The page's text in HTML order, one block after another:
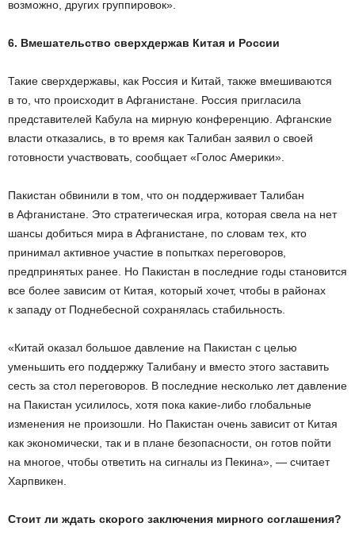
возможно, других группировок».
6. Вмешательство сверхдержав Китая и России
Такие сверхдержавы, как Россия и Китай, также вмешиваются
в то, что происходит в Афганистане. Россия пригласила
представителей Кабула на мирную конференцию. Афганские
власти отказались, в то время как Талибан заявил о своей
готовности участвовать, сообщает «Голос Америки».
Пакистан обвинили в том, что он поддерживает Талибан
в Афганистане. Это стратегическая игра, которая свела на нет
шансы добиться мира в Афганистане, по словам тех, кто
принимал активное участие в попытках переговоров,
предпринятых ранее. Но Пакистан в последние годы становится
все более зависим от Китая, который хочет, чтобы в районах
к западу от Поднебесной сохранялась стабильность.
«Китай оказал большое давление на Пакистан с целью
уменьшить его поддержку Талибану и вместо этого заставить
сесть за стол переговоров. В последние несколько лет давление
на Пакистан усилилось, хотя пока какие-либо глобальные
изменения не произошли. Но Пакистан очень зависит от Китая
как экономически, так и в плане безопасности, он готов пойти
на многое, чтобы ответить на сигналы из Пекина», — считает
Харпвикен.
Стоит ли ждать скорого заключения мирного соглашения?